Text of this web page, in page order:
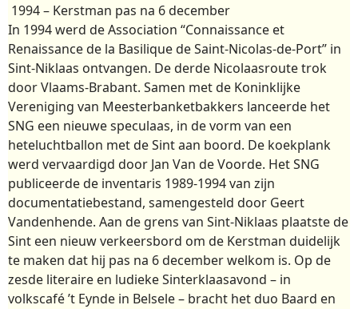
1994 – Kerstman pas na 6 december
In 1994 werd de Association “Connaissance et
Renaissance de la Basilique de Saint-Nicolas-de-Port” in
Sint-Niklaas ontvangen. De derde Nicolaasroute trok
door Vlaams-Brabant. Samen met de Koninklijke
Vereniging van Meesterbanketbakkers lanceerde het
SNG een nieuwe speculaas, in de vorm van een
heteluchtballon met de Sint aan boord. De koekplank
werd vervaardigd door Jan Van de Voorde. Het SNG
publiceerde de inventaris 1989-1994 van zijn
documentatiebestand, samengesteld door Geert
Vandenhende. Aan de grens van Sint-Niklaas plaatste de
Sint een nieuw verkeersbord om de Kerstman duidelijk
te maken dat hij pas na 6 december welkom is. Op de
zesde literaire en ludieke Sinterklaasavond – in
volkscafé ’t Eynde in Belsele – bracht het duo Baard en